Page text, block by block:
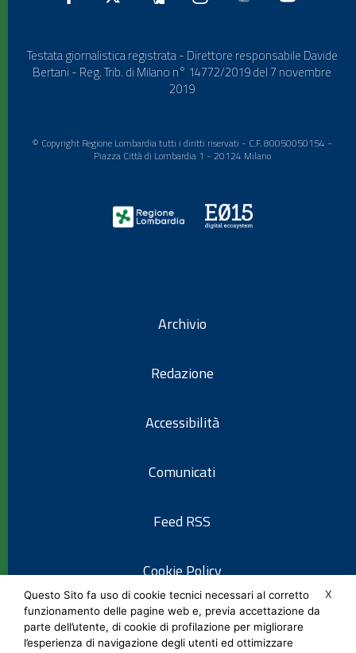
Testata giornalistica registrata - Direttore responsabile Davide
Bertani - Reg. Trib. di Milano n° 14772/2019 del 7 novembre
2019
© Copyright Regione Lombardia tutti i diritti riservati - C.F. 80050050154 -
Piazza Città di Lombardia 1 - 20124 Milano
Archivio
Redazione
Accessibilità
Comunicati
Feed RSS
Cookie Policy
Informativa privacy
X
Questo Sito fa uso di cookie tecnici necessari al corretto
funzionamento delle pagine web e, previa accettazione da
parte dell’utente, di cookie di profilazione per migliorare
l’esperienza di navigazione degli utenti ed ottimizzare